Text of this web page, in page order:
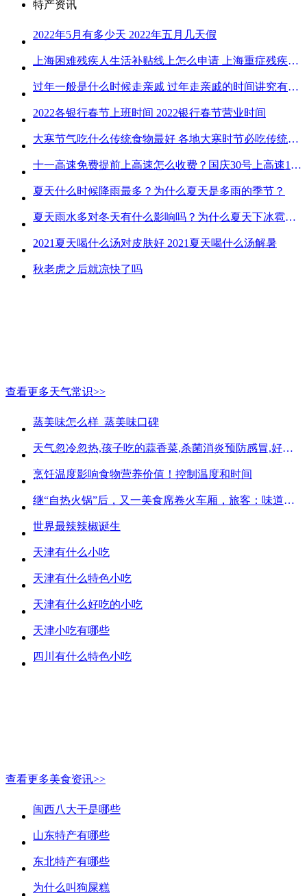
特产资讯
2022年5月有多少天 2022年五月几天假
上海困难残疾人生活补贴线上怎么申请 上海重症残疾人护理补贴线上申请流程
过年一般是什么时候走亲戚 过年走亲戚的时间讲究有哪些
2022各银行春节上班时间 2022银行春节营业时间
大寒节气吃什么传统食物最好 各地大寒时节必吃传统美食
十一高速免费提前上高速怎么收费？国庆30号上高速1号下高速免费吗？
夏天什么时候降雨最多？为什么夏天是多雨的季节？
夏天雨水多对冬天有什么影响吗？为什么夏天下冰雹而冬天不下冰雹
2021夏天喝什么汤对皮肤好 2021夏天喝什么汤解暑
秋老虎之后就凉快了吗
查看更多天气常识>>
蒸美味怎么样_蒸美味口碑
天气忽冷忽热,孩子吃的蒜香菜,杀菌消炎预防感冒,好吃不贵
烹饪温度影响食物营养价值！控制温度和时间
继“自热火锅”后，又一美食席卷火车厢，旅客：味道好吃又方便
世界最辣辣椒诞生
天津有什么小吃
天津有什么特色小吃
天津有什么好吃的小吃
天津小吃有哪些
四川有什么特色小吃
查看更多美食资讯>>
闽西八大干是哪些
山东特产有哪些
东北特产有哪些
为什么叫狗屎糕